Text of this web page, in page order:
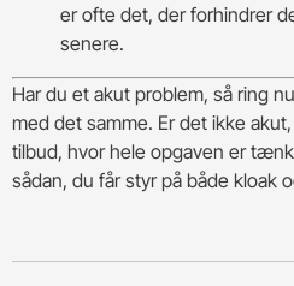
er ofte det, der forhindrer
senere.
Har du et akut problem, så ring
med det samme. Er det ikke
tilbud, hvor hele opgaven er
sådan, du får styr på både kloak